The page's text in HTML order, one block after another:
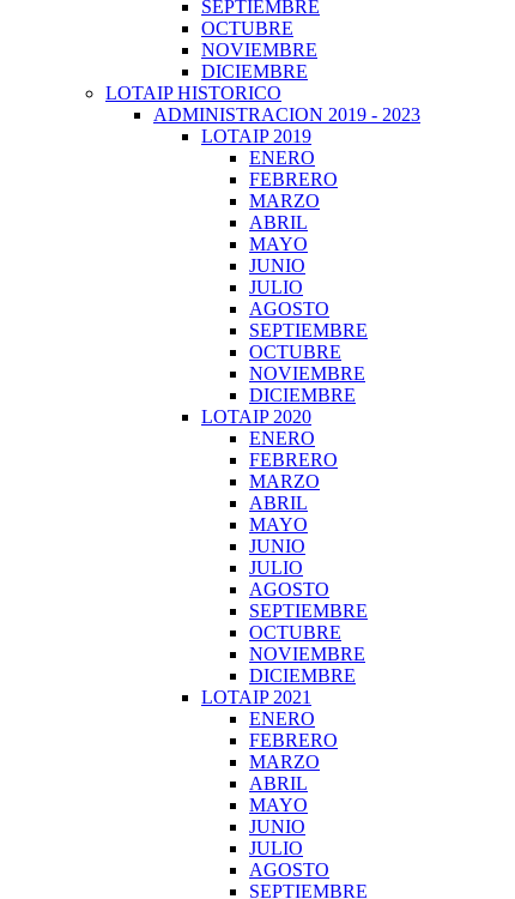
SEPTIEMBRE
OCTUBRE
NOVIEMBRE
DICIEMBRE
LOTAIP HISTORICO
ADMINISTRACION 2019 - 2023
LOTAIP 2019
ENERO
FEBRERO
MARZO
ABRIL
MAYO
JUNIO
JULIO
AGOSTO
SEPTIEMBRE
OCTUBRE
NOVIEMBRE
DICIEMBRE
LOTAIP 2020
ENERO
FEBRERO
MARZO
ABRIL
MAYO
JUNIO
JULIO
AGOSTO
SEPTIEMBRE
OCTUBRE
NOVIEMBRE
DICIEMBRE
LOTAIP 2021
ENERO
FEBRERO
MARZO
ABRIL
MAYO
JUNIO
JULIO
AGOSTO
SEPTIEMBRE